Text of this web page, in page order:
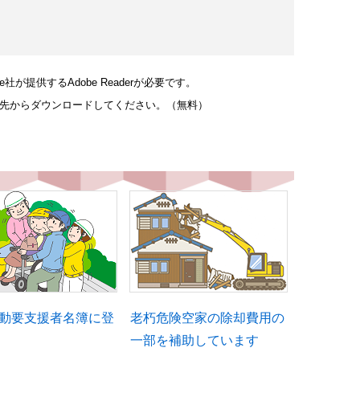
が提供するAdobe Readerが必要です。
からダウンロードしてください。（無料）
要支援者名簿に登
老朽危険空家の除却費用の
一部を補助しています